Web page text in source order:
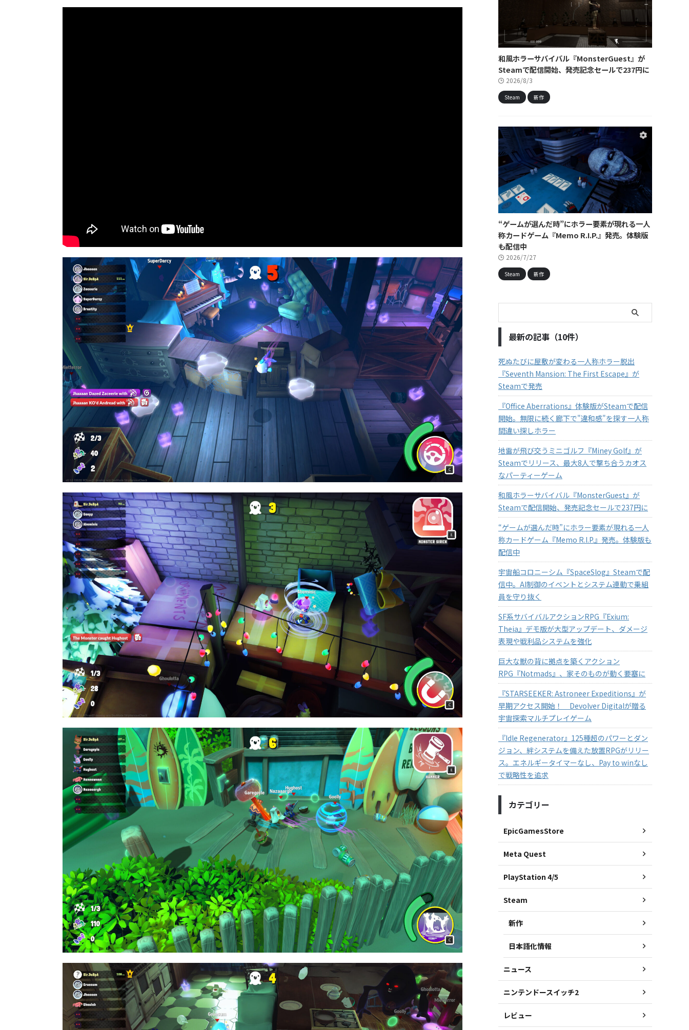
和風ホラーサバイバル『MonsterGuest』が
Steamで配信開始、発売記念セールで237円に
2026/8/3
Steam 新作
“ゲームが選んだ時”にホラー要素が現れる一人
称カードゲーム『Memo R.I.P.』発売。体験版
も配信中
2026/7/27
Steam 新作
最新の記事（10件）
死ぬたびに屋敷が変わる一人称ホラー脱出
『Seventh Mansion: The First Escape』が
Steamで発売
『Office Aberrations』体験版がSteamで配信
開始。無限に続く廊下で"違和感"を探す一人称
間違い探しホラー
地雷が飛び交うミニゴルフ『Miney Golf』が
Steamでリリース、最大8人で撃ち合うカオス
なパーティーゲーム
和風ホラーサバイバル『MonsterGuest』が
Steamで配信開始、発売記念セールで237円に
“ゲームが選んだ時”にホラー要素が現れる一人
称カードゲーム『Memo R.I.P.』発売。体験版も
配信中
宇宙船コロニーシム『SpaceSlog』Steamで配
信中。AI制御のイベントとシステム連動で乗組
員を守り抜く
SF系サバイバルアクションRPG『Exium:
Theia』デモ版が大型アップデート、ダメージ
表現や戦利品システムを強化
巨大な獣の背に拠点を築くアクション
RPG『Notmads』、家そのものが動く要塞に
『STARSEEKER: Astroneer Expeditions』が
早期アクセス開始！ Devolver Digitalが贈る
宇宙探索マルチプレイゲーム
『Idle Regenerator』125種超のパワーとダン
ジョン、絆システムを備えた放置RPGがリリー
ス。エネルギータイマーなし、Pay to winなし
で戦略性を追求
カテゴリー
EpicGamesStore
Meta Quest
PlayStation 4/5
Steam
新作
日本語化情報
ニュース
ニンテンドースイッチ2
レビュー